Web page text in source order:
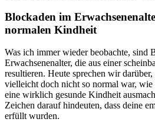
Blockaden im
normalen Kindheit
Was ich immer wieder beobachte, sind
Erwachsenenalter, die aus einer
resultieren. Heute sprechen wir
vielleicht doch nicht so normal war,
eine wirklich gesunde Kindheit
Zeichen darauf hindeuten, dass deine
erfüllt wurden.